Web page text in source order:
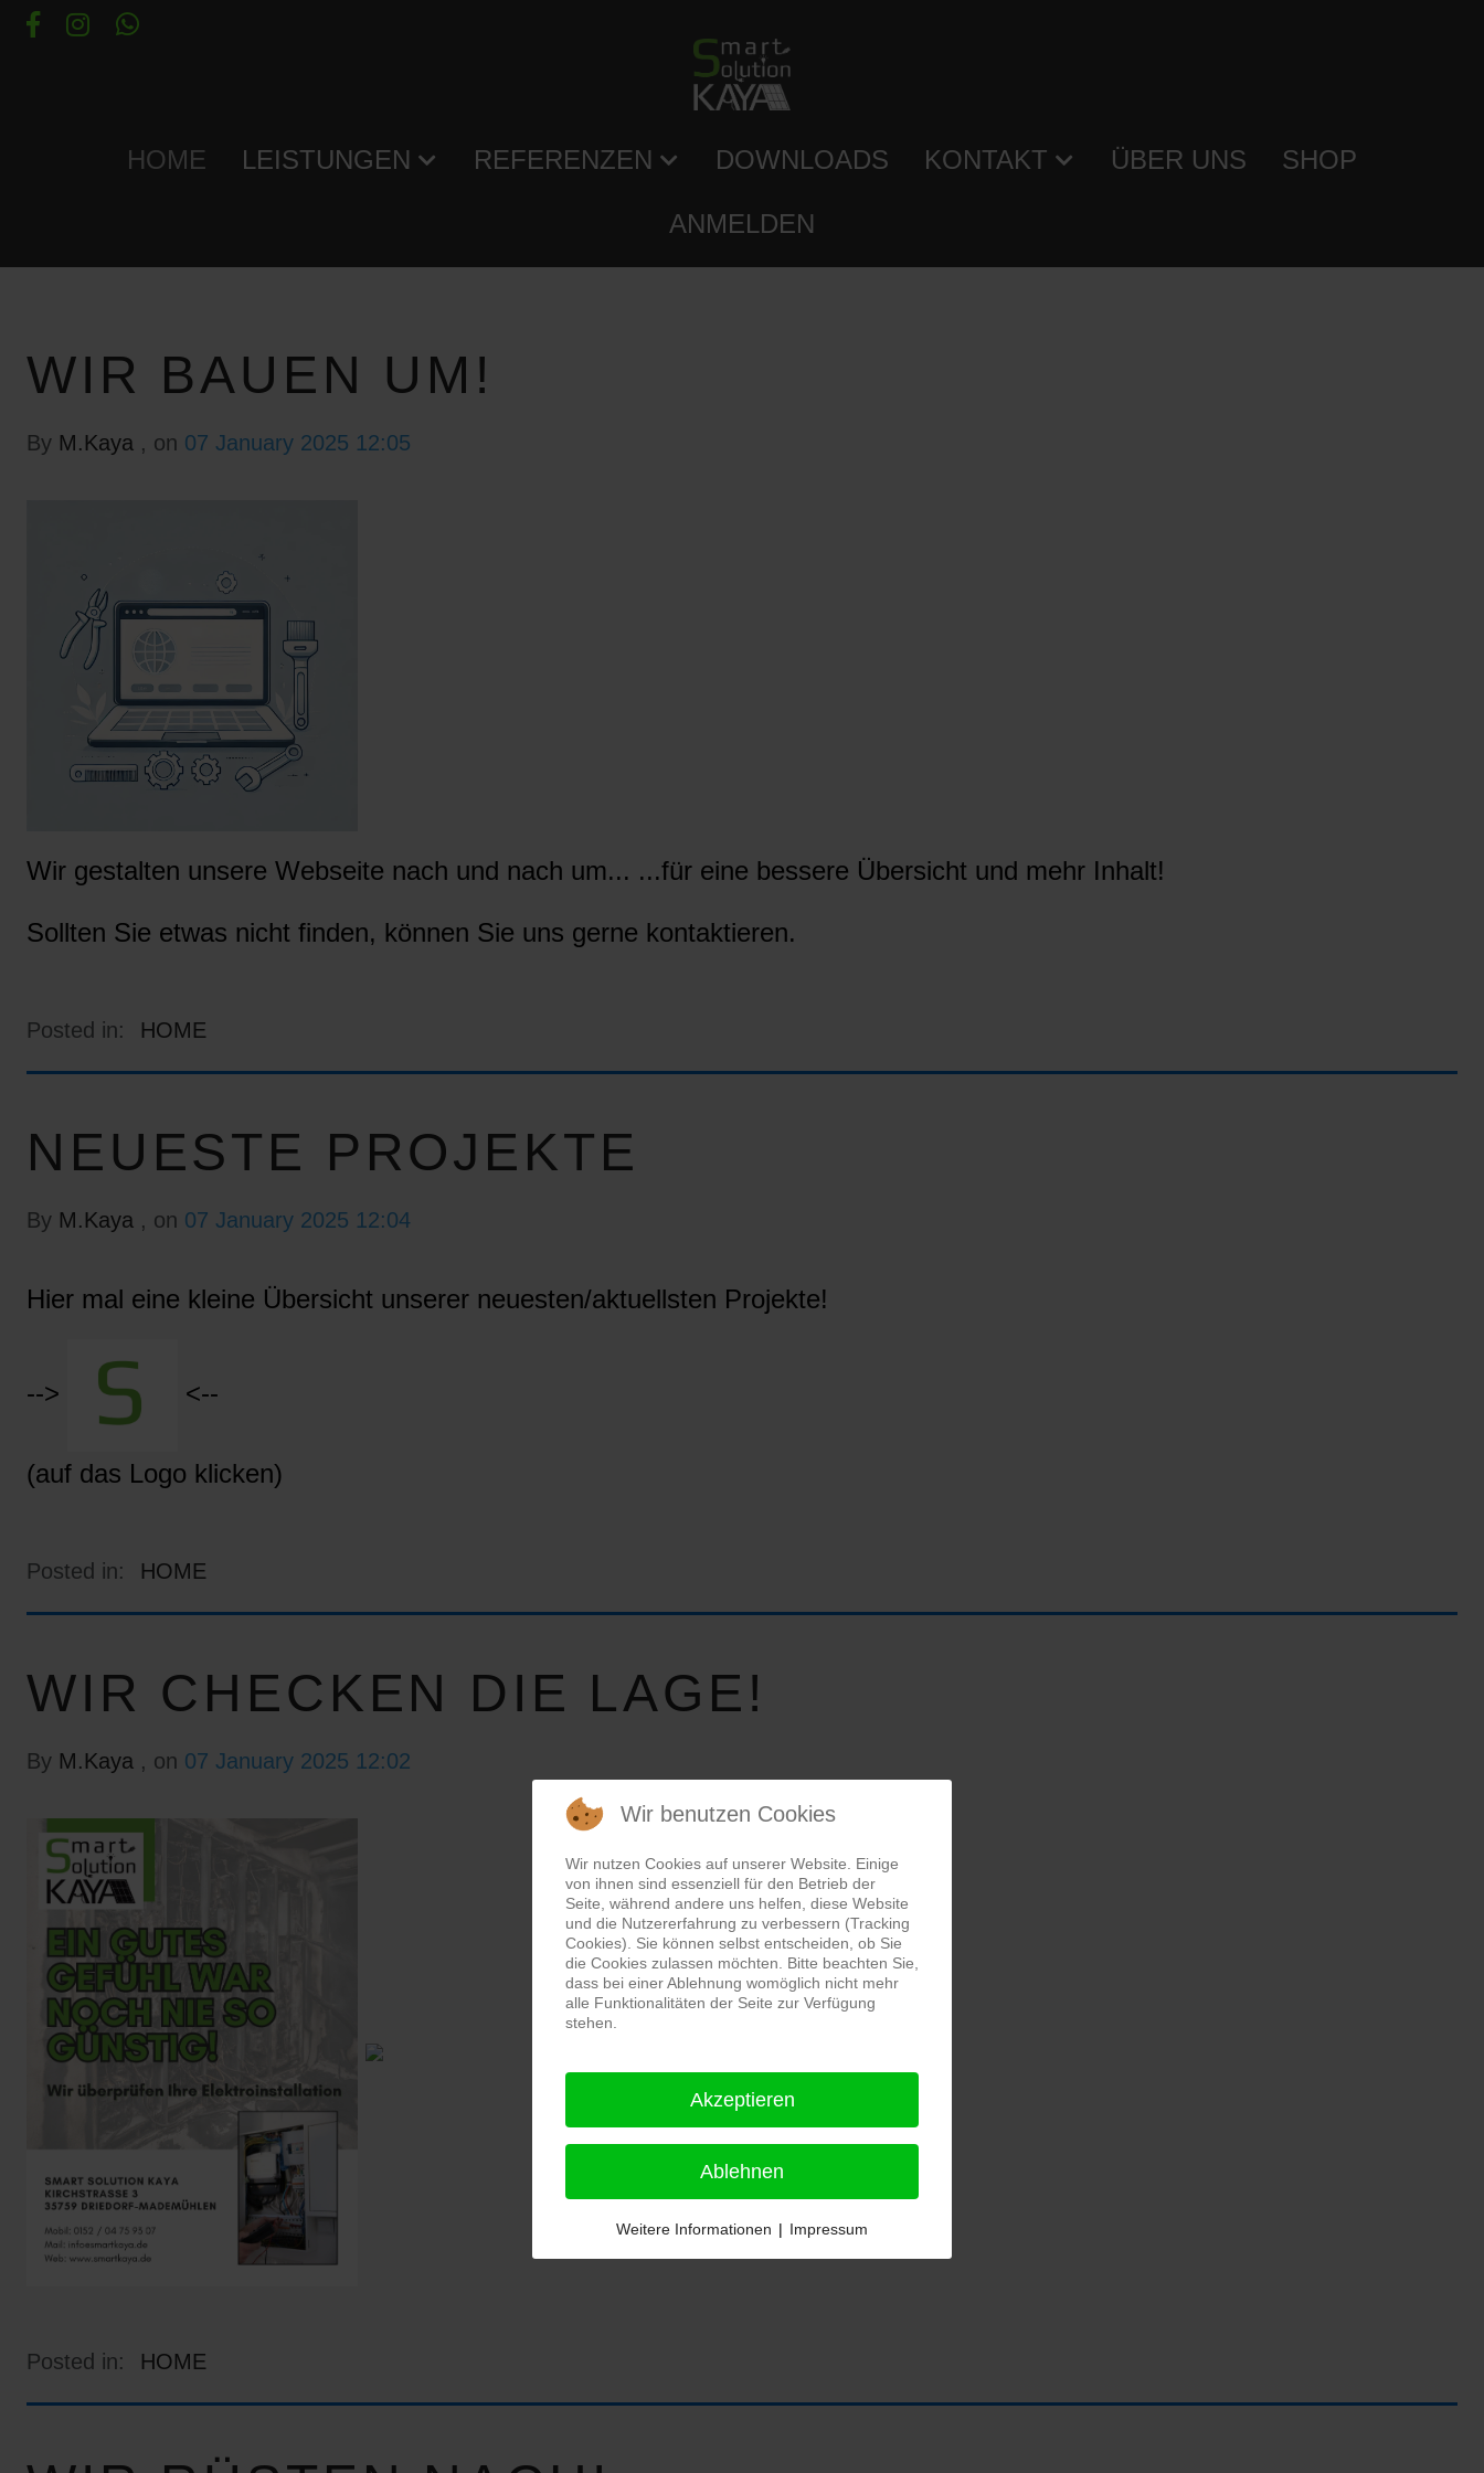
HOME LEISTUNGEN REFERENZEN DOWNLOADS KONTAKT ÜBER UNS SHOP
ANMELDEN
WIR BAUEN UM!
By M.Kaya , on 07 January 2025 12:05
Wir gestalten unsere Webseite nach und nach um... ...für eine bessere Übersicht und mehr Inhalt!
Sollten Sie etwas nicht finden, können Sie uns gerne kontaktieren.
Posted in: HOME
NEUESTE PROJEKTE
By M.Kaya , on 07 January 2025 12:04
Hier mal eine kleine Übersicht unserer neuesten/aktuellsten Projekte!
--> <--
(auf das Logo klicken)
Posted in: HOME
WIR CHECKEN DIE LAGE!
By M.Kaya , on 07 January 2025 12:02
Posted in: HOME
Wir benutzen Cookies
Wir nutzen Cookies auf unserer Website. Einige
von ihnen sind essenziell für den Betrieb der
Seite, während andere uns helfen, diese Website
und die Nutzererfahrung zu verbessern (Tracking
Cookies). Sie können selbst entscheiden, ob Sie
die Cookies zulassen möchten. Bitte beachten Sie,
dass bei einer Ablehnung womöglich nicht mehr
alle Funktionalitäten der Seite zur Verfügung
stehen.
Akzeptieren
Ablehnen
Weitere Informationen | Impressum